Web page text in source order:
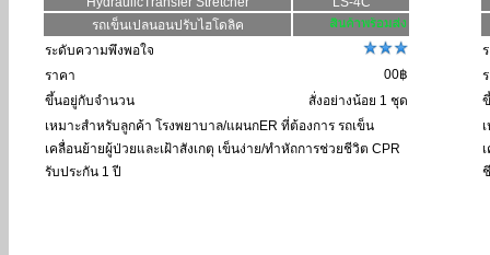
รถเข็นเปลนอนปรับไฮโดลิค
ระดับความพึงพอใจ
ราคา
00฿
ขึ้นอยู่กับจำนวน
สั่งอย่างน้อย 1 ชุด
เหมาะสำหรับลูกค้า โรงพยาบาล/แผนกER ที่ต้องการ รถเข็น
เคลื่อนย้ายผู้ป่วยและเฝ้าสังเกตุ เข็นง่าย/ทำหัถการช่วยชีวิต CPR
รับประกัน 1 ปี